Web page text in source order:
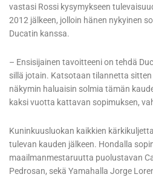
vastasi Rossi kysymykseen
2012 jälkeen, jolloin hänen nykyinen
Ducatin kanssa.
– Ensisijainen tavoitteeni on tehdä
sillä jotain. Katsotaan tilannetta
näkymin haluaisin solmia tämän
kaksi vuotta kattavan sopimuksen,
Kuninkuusluokan kaikkien
tulevan kauden jälkeen. Hondalla
maailmanmestaruutta puolustavan
Pedrosan, sekä Yamahalla Jorge